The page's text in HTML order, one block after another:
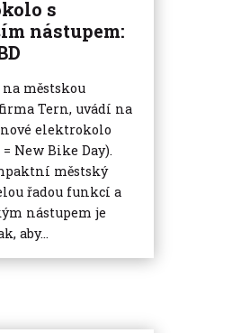
s
nástupem:
městskou
Tern, uvádí na
elektrokolo
= New Bike Day).
městský
řadou funkcí a
nástupem je
aby...